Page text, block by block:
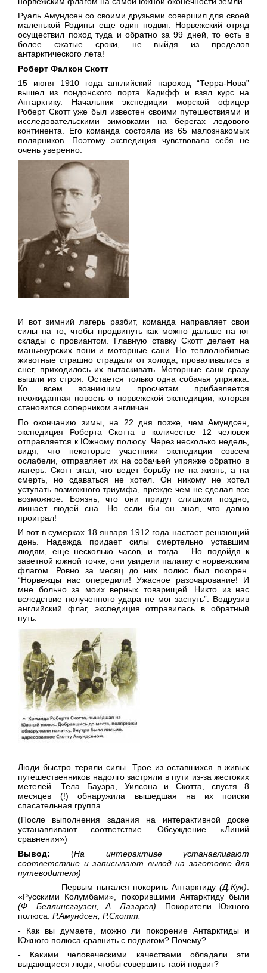
Руаль Амундсен со своими друзьями совершил для своей
маленькой Родины еще один подвиг. Норвежский отряд
осуществил поход туда и обратно за 99 дней, то есть в
более сжатые сроки, не выйдя из пределов
антарктического лета!
Роберт Фалкон Скотт
15 июня 1910 года английский пароход “Терра-Нова”
вышел из лондонского порта Кадифф и взял курс на
Антарктику. Начальник экспедиции морской офицер
Роберт Скотт уже был известен своими путешествиями и
исследовательскими зимовками на берегах ледового
континента. Его команда состояла из 65 малознакомых
полярников. Поэтому экспедиция чувствовала себя не
очень уверенно.
И вот зимний лагерь разбит, команда направляет свои
силы на то, чтобы продвинуть как можно дальше на юг
склады с провиантом. Главную ставку Скотт делает на
маньчжурских пони и моторные сани. Но теплолюбивые
животные страшно страдали от холода, проваливались в
снег, приходилось их вытаскивать. Моторные сани сразу
вышли из строя. Остается только одна собачья упряжка.
Ко всем возникшим просчетам прибавляется
неожиданная новость о норвежской экспедиции, которая
становится соперником англичан.
По окончанию зимы, на 22 дня позже, чем Амундсен,
экспедиция Роберта Скотта в количестве 12 человек
отправляется к Южному полюсу. Через несколько недель,
видя, что некоторые участники экспедиции совсем
ослабели, отправляет их на собачьей упряжке обратно в
лагерь. Скотт знал, что ведет борьбу не на жизнь, а на
смерть, но сдаваться не хотел. Он никому не хотел
уступать возможного триумфа, прежде чем не сделал все
возможное. Боязнь, что они придут слишком поздно,
лишает людей сна. Но если бы он знал, что давно
проиграл!
И вот в сумерках 18 января 1912 года настает решающий
день. Надежда придает силы смертельно уставшим
людям, еще несколько часов, и тогда… Но подойдя к
заветной южной точке, они увидели палатку с норвежским
флагом. Ровно за месяц до них полюс был покорен.
“Норвежцы нас опередили! Ужасное разочарование! И
мне больно за моих верных товарищей. Никто из нас
вследствие полученного удара не мог заснуть”. Водрузив
английский флаг, экспедиция отправилась в обратный
путь.
Люди быстро теряли силы. Трое из оставшихся в живых
путешественников надолго застряли в пути из-за жестоких
метелей. Тела Бауэра, Уилсона и Скотта, спустя 8
месяцев (!) обнаружила вышедшая на их поиски
спасательная группа.
(После выполнения задания на интерактивной доске
устанавливают соответствие. Обсуждение «Линий
сравнения»)
Вывод: (На интерактиве устанавливают
соответствие и записывают вывод на заготовке для
путеводителя)
Первым пытался покорить Антарктиду (Д.Кук)
«Русскими Колумбами», покорившими Антарктиду были
(Ф. Беллинсгаузен, А. Лазарев).
Покорители Южного
полюса: Р.Амундсен, Р.Скотт.
- Как вы думаете, можно ли покорение Антарктиды и
Южного полюса сравнить с подвигом? Почему?
- Какими человеческими качествами обладали эти
выдающиеся люди, чтобы совершить таой подвиг?